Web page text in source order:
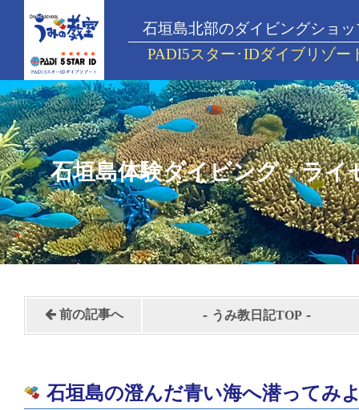
石垣島北部のダイビングショッ
PADI5スター･IDダイブリゾー
石垣島体験ダイビング・ライ
前の記事へ - うみ教日記TOP -
石垣島の澄んだ青い海へ潜ってみ